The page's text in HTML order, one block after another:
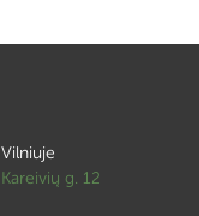
Vilniuje
Kareivių g. 12